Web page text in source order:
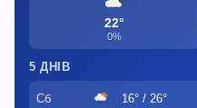
22°
0%
5 ДНІВ
Сб 16° / 26°